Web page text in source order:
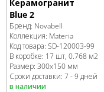
Керамогранит
Blue 2
Бренд: Novabell
Коллекция: Materia
Код товара: SD-120003-99
В коробке: 17 шт, 0.768 м2
Размер: 300x150 мм
Сроки доставки: 7 - 9 дней
в наличии